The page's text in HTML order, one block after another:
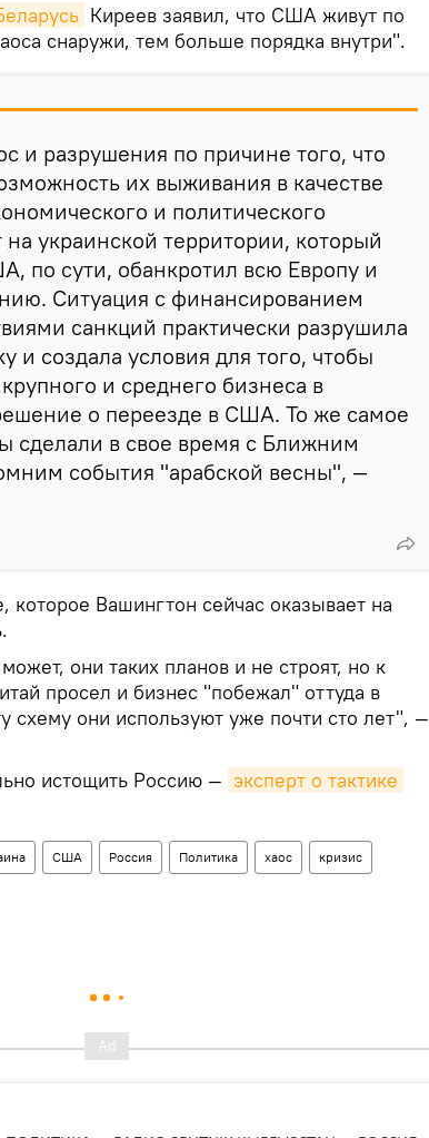
Киреев заявил, что США живут по
снаружи, тем больше порядка внутри".
и разрушения по причине того, что
их выживания в качестве
и политического
украинской территории, который
по сути, обанкротил всю Европу и
Ситуация с финансированием
санкций практически разрушила
и создала условия для того, чтобы
и среднего бизнеса в
о переезде в США. То же самое
сделали в свое время с Ближним
события "арабской весны", —
которое Вашингтон сейчас оказывает на
они таких планов и не строят, но к
просел и бизнес "побежал" оттуда в
они используют уже почти сто лет", —
истощить Россию — эксперт о тактике
США Россия Политика хаос кризис